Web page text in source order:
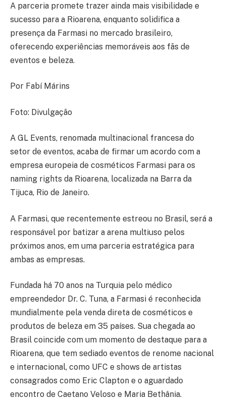
A parceria promete trazer ainda mais visibilidade e
sucesso para a Rioarena, enquanto solidifica a
presença da Farmasi no mercado brasileiro,
oferecendo experiências memoráveis aos fãs de
eventos e beleza.
Por Fabí Márins
Foto: Divulgação
A GL Events, renomada multinacional francesa do
setor de eventos, acaba de firmar um acordo com a
empresa europeia de cosméticos Farmasi para os
naming rights da Rioarena, localizada na Barra da
Tijuca, Rio de Janeiro.
A Farmasi, que recentemente estreou no Brasil, será a
responsável por batizar a arena multiuso pelos
próximos anos, em uma parceria estratégica para
ambas as empresas.
Fundada há 70 anos na Turquia pelo médico
empreendedor Dr. C. Tuna, a Farmasi é reconhecida
mundialmente pela venda direta de cosméticos e
produtos de beleza em 35 países. Sua chegada ao
Brasil coincide com um momento de destaque para a
Rioarena, que tem sediado eventos de renome nacional
e internacional, como UFC e shows de artistas
consagrados como Eric Clapton e o aguardado
encontro de Caetano Veloso e Maria Bethânia.